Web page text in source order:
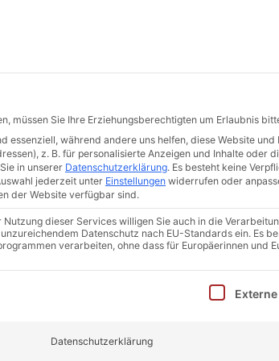
A-Z
Berufsleben eine Rolle spielen.
müssen Sie Ihre Erziehungsberechtigten um Erlaubnis
essenziell, während andere uns helfen, diese Website und
z. B. für personalisierte Anzeigen und Inhalte oder
in unserer Datenschutzerklärung. Es besteht keine
jederzeit unter Einstellungen widerrufen oder
der Website verfügbar sind.
dieser Services willigen Sie auch in die
Datenschutz nach EU-Standards ein. Es
verarbeiten, ohne dass für Europäerinnen und
werden kann. Die erste Service-Gruppe
Datenschutzerklärung